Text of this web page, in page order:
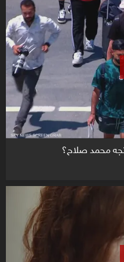
محمد صلاح؟